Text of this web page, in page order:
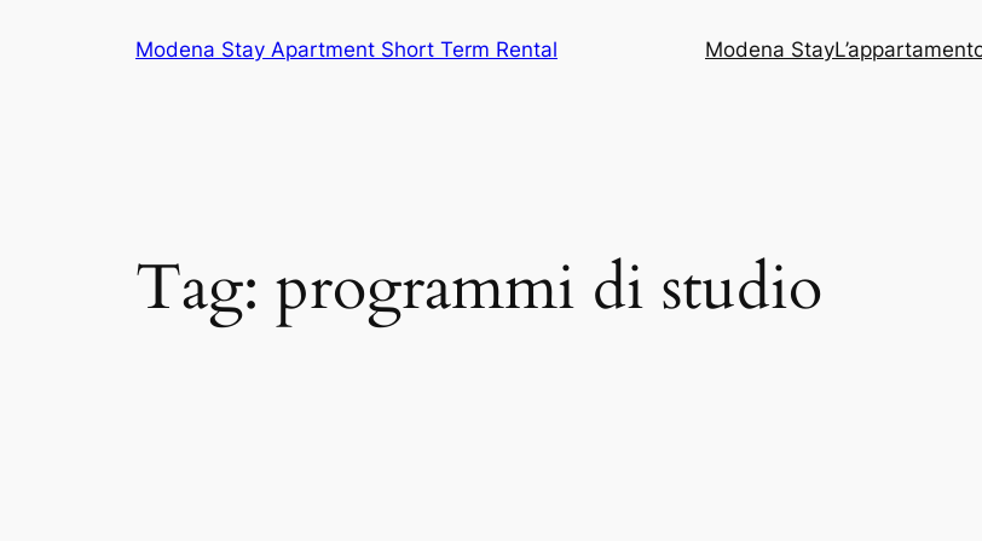
Modena Stay Apartment Short Term Rental Modena Stay
Tag: programmi di studio